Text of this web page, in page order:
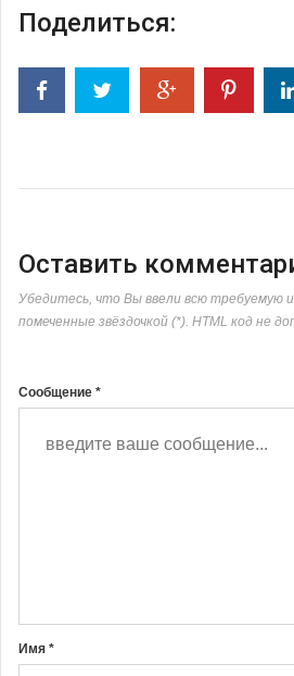
Поделиться:
Оставить
Убедитесь, что Вы ввели всю требуемую
помеченные звёздочкой (*). HTML код не
Сообщение *
Имя *